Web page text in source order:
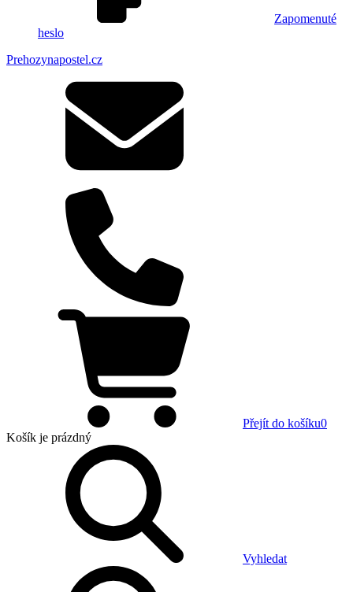
Zapomenuté
heslo
Prehozynapostel.cz
Přejít do košíku0
Košík je prázdný
Vyhledat